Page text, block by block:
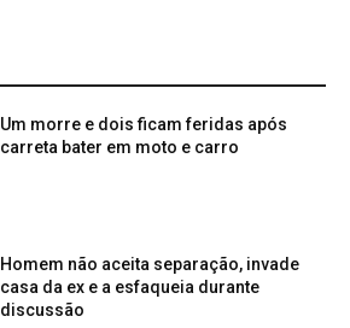
Um morre e dois ficam feridas após
carreta bater em moto e carro
Homem não aceita separação, invade
casa da ex e a esfaqueia durante
discussão